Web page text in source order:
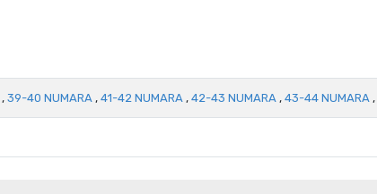
, 39-40 NUMARA , 41-42 NUMARA , 42-43 NUMARA , 43-44 NUMARA ,